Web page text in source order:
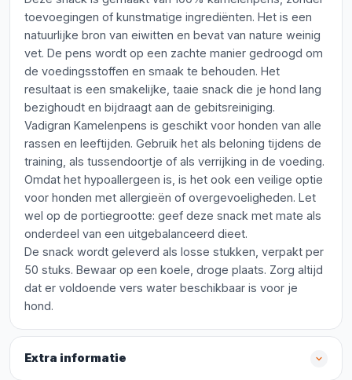
toevoegingen of kunstmatige ingrediënten. Het is een
natuurlijke bron van eiwitten en bevat van nature weinig
vet. De pens wordt op een zachte manier gedroogd om
de voedingsstoffen en smaak te behouden. Het
resultaat is een smakelijke, taaie snack die je hond lang
bezighoudt en bijdraagt aan de gebitsreiniging.
Vadigran Kamelenpens is geschikt voor honden van alle
rassen en leeftijden. Gebruik het als beloning tijdens de
training, als tussendoortje of als verrijking in de voeding.
Omdat het hypoallergeen is, is het ook een veilige optie
voor honden met allergieën of overgevoeligheden. Let
wel op de portiegrootte: geef deze snack met mate als
onderdeel van een uitgebalanceerd dieet.
De snack wordt geleverd als losse stukken, verpakt per
50 stuks. Bewaar op een koele, droge plaats. Zorg altijd
dat er voldoende vers water beschikbaar is voor je
hond.
Extra informatie